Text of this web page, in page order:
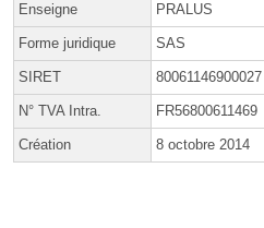
Enseigne PRALUS
Forme juridique SAS
SIRET 80061146900027
N° TVA Intra. FR56800611469
Création 8 octobre 2014